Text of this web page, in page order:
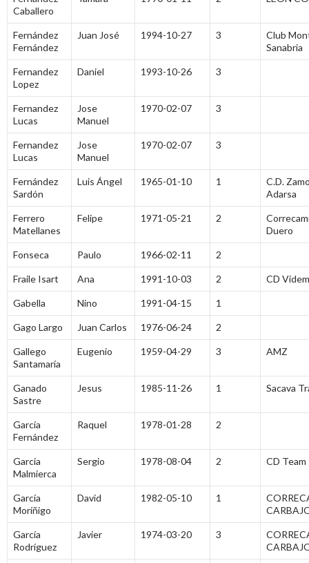
Caballero
Fernández
Fernández
Juan José 1994-10-27 3
Club
Sanabria
Fernandez
Lopez
Daniel 1993-10-26 3
Fernandez
Lucas
Jose
Manuel
1970-02-07 3
Fernandez
Lucas
Jose
Manuel
1970-02-07 3
Fernández
Sardón
Luis Ángel 1965-01-10 1
C.D.
Adarsa
Ferrero
Matellanes
Felipe 1971-05-21 2
Duero
Fonseca Paulo 1966-02-11 2
Fraile Isart Ana 1991-10-03 2 CD
Gabella Nino 1991-04-15 1
Gago Largo Juan Carlos 1976-06-24 2
Gallego
Santamaría
Eugenio 1959-04-29 3 AMZ
Ganado
Sastre
Jesus 1985-11-26 1 Sacava
García
Fernández
Raquel 1978-01-28 2
Garcia
Malmierca
Sergio 1978-08-04 2 CD
García
Moríñigo
David 1982-05-10 1
García
Rodríguez
Javier 1974-03-20 3